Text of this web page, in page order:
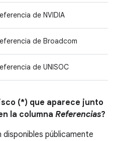
de NVIDIA
de Broadcom
de UNISOC
(*) que aparece junto
la columna Referencias?
públicamente